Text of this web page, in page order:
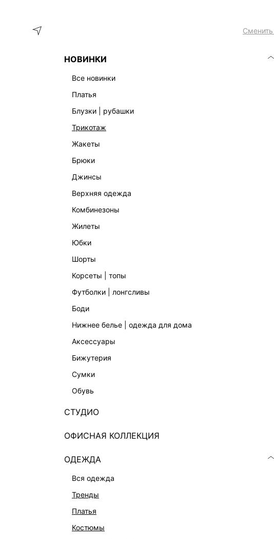
Сменить
НОВИНКИ
все новинки
платья
блузки | рубашки
трикотаж
жакеты
брюки
джинсы
верхняя одежда
комбинезоны
жилеты
юбки
шорты
корсеты | топы
футболки | лонгсливы
боди
нижнее белье | одежда для дома
аксессуары
бижутерия
сумки
обувь
СТУДИО
ОФИСНАЯ КОЛЛЕКЦИЯ
ОДЕЖДА
вся одежда
тренды
платья
костюмы
ОДЕЖДА
ТРИКОТАЖНЫЙ ТОП С ВИСКОЗОЙ